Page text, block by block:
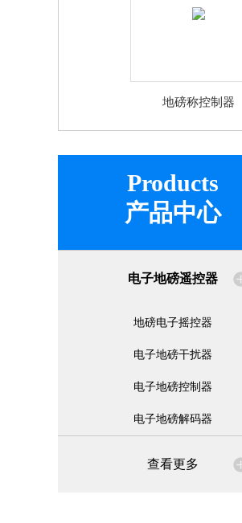
地磅称控制器
Products
产品中心
电子地磅遥控器
地磅电子摇控器
电子地磅干扰器
电子地磅控制器
电子地磅解码器
查看更多